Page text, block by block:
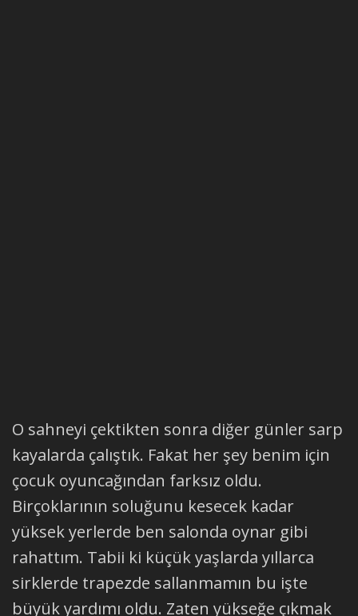
O sahneyi çektikten sonra diğer günler sarp
kayalarda çalıştık. Fakat her şey benim için
çocuk oyuncağından farksız oldu.
Birçoklarının soluğunu kesecek kadar
yüksek yerlerde ben salonda oynar gibi
rahattım. Tabii ki küçük yaşlarda yıllarca
sirklerde trapezde sallanmamın bu işte
büyük yardımı oldu. Zaten yükseğe çıkmak